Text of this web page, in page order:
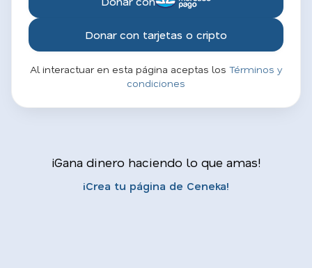
Donar con tarjetas o cripto
Al interactuar en esta página aceptas los Términos y
condiciones
¡Gana dinero haciendo lo que amas!
¡Crea tu página de Ceneka!